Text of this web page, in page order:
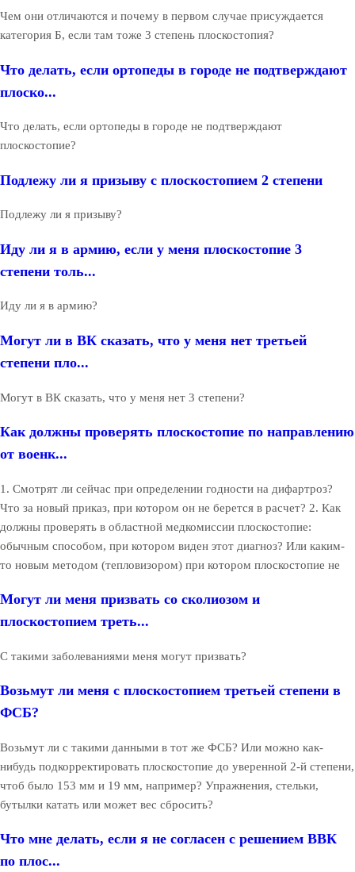
Чем они отличаются и почему в первом случае присуждается
категория Б, если там тоже 3 степень плоскостопия?
Что делать, если ортопеды в городе не подтверждают
плоско...
Что делать, если ортопеды в городе не подтверждают
плоскостопие?
Подлежу ли я призыву с плоскостопием 2 степени
Подлежу ли я призыву?
Иду ли я в армию, если у меня плоскостопие 3
степени толь...
Иду ли я в армию?
Могут ли в ВК сказать, что у меня нет третьей
степени пло...
Могут в ВК сказать, что у меня нет 3 степени?
Как должны проверять плоскостопие по направлению
от военк...
1. Смотрят ли сейчас при определении годности на дифартроз?
Что за новый приказ, при котором он не берется в расчет? 2. Как
должны проверять в областной медкомиссии плоскостопие:
обычным способом, при котором виден этот диагноз? Или каким-
то новым методом (тепловизором) при котором плоскостопие не
Могут ли меня призвать со сколиозом и
плоскостопием треть...
С такими заболеваниями меня могут призвать?
Возьмут ли меня с плоскостопием третьей степени в
ФСБ?
Возьмут ли с такими данными в тот же ФСБ? Или можно как-
нибудь подкорректировать плоскостопие до уверенной 2-й степени,
чтоб было 153 мм и 19 мм, например? Упражнения, стельки,
бутылки катать или может вес сбросить?
Что мне делать, если я не согласен с решением ВВК
по плос...